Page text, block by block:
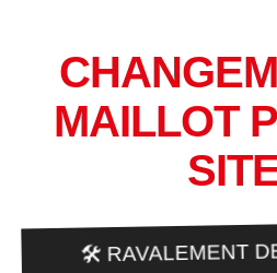
MAILLOT
🛠️ RAVALEMENT